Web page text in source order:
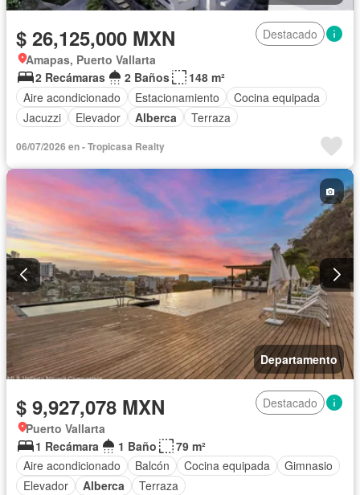
$ 26,125,000 MXN
Destacado
Amapas, Puerto Vallarta
2 Recámaras
2 Baños
148 m²
Aire acondicionado
Estacionamiento
Cocina equipada
Jacuzzi
Elevador Alberca Terraza
06/07/2026 en - Tropicasa Realty
Departamento
$ 9,927,078 MXN
Destacado
Puerto Vallarta
1 Recámara
1 Baño
79 m²
Aire acondicionado
Balcón Cocina equipada
Gimnasio
Elevador
Alberca Terraza